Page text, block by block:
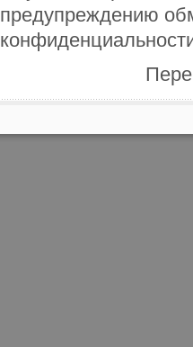
предупреждению